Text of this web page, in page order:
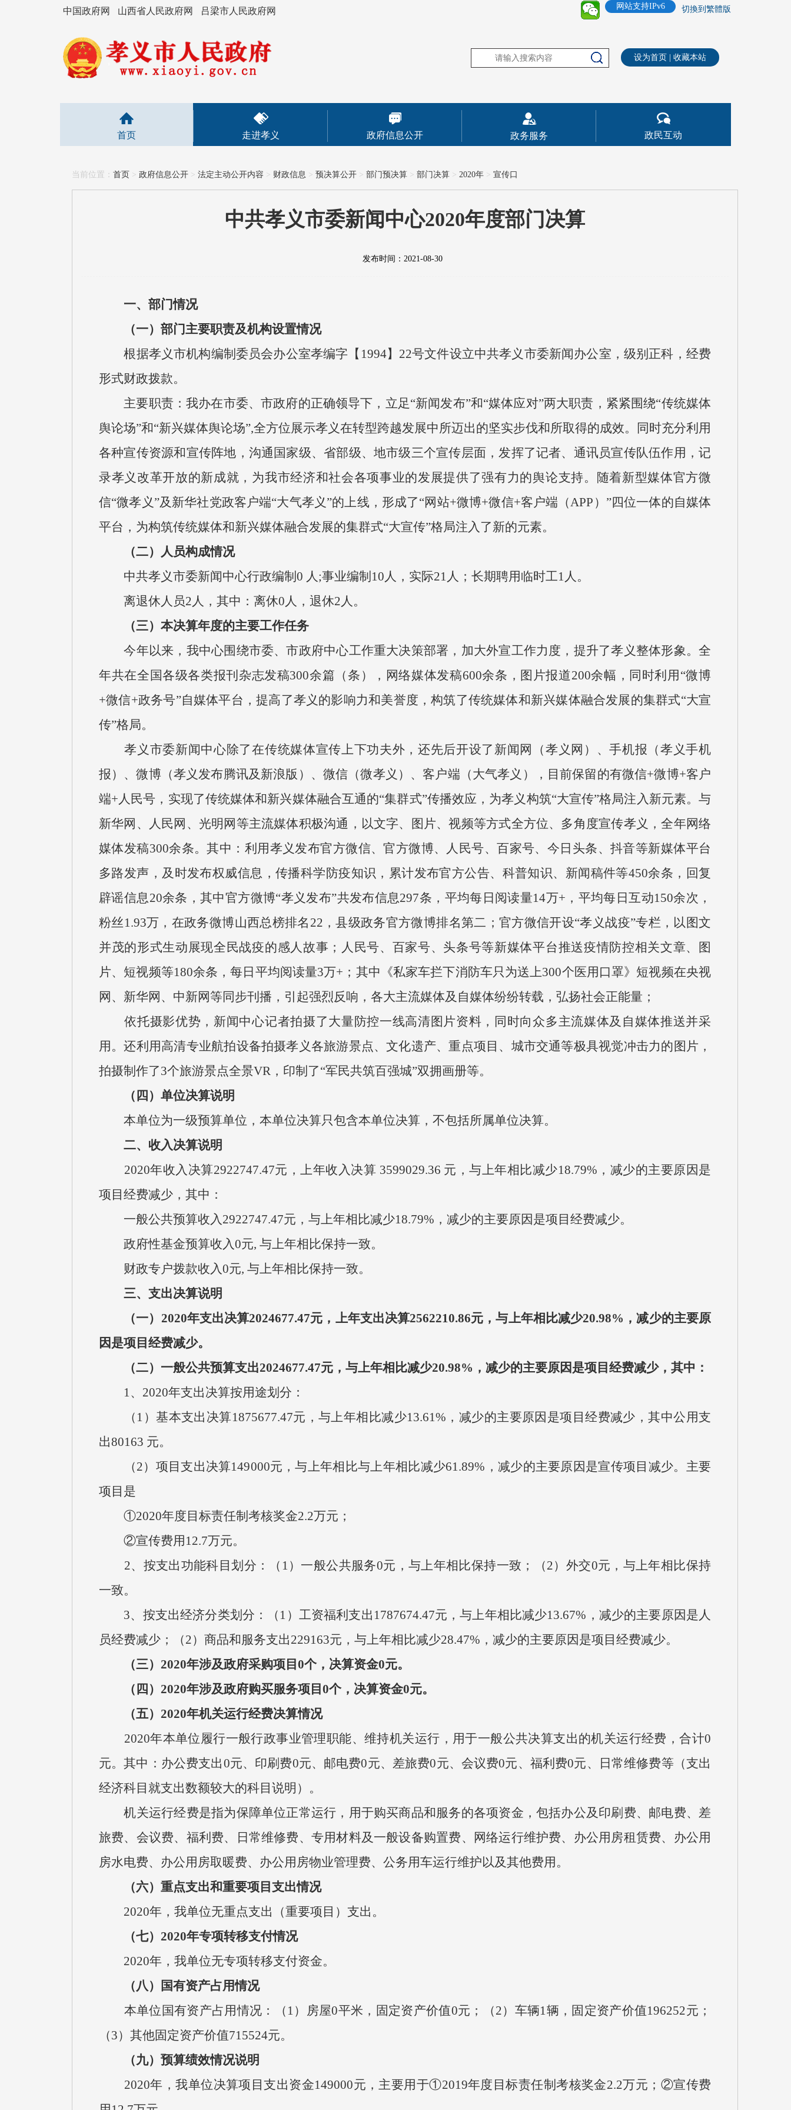
中国政府网 山西省人民政府网 吕梁市人民政府网 切換到繁體版
网站支持IPv6
设为首页 收藏本站
首页 走进孝义 政府信息公开 政务服务 政民互动
当前位置： 首页 > 政府信息公开 > 法定主动公开内容 > 财政信息 > 预决算公开 > 部门预决算 > 部门决算 > 2020年 > 宣传口
中共孝义市委新闻中心2020年度部门决算
发布时间：2021-08-30
一、部门情况
（一）部门主要职责及机构设置情况
根据孝义市机构编制委员会办公室孝编字【1994】22号文件设立中共孝义市委新闻办公室，级别正科，经费
形式财政拨款。
主要职责：我办在市委、市政府的正确领导下，立足“新闻发布”和“媒体应对”两大职责，紧紧围绕“传统媒体
舆论场”和“新兴媒体舆论场”,全方位展示孝义在转型跨越发展中所迈出的坚实步伐和所取得的成效。同时充分利用
各种宣传资源和宣传阵地，沟通国家级、省部级、地市级三个宣传层面，发挥了记者、通讯员宣传队伍作用，记
录孝义改革开放的新成就，为我市经济和社会各项事业的发展提供了强有力的舆论支持。随着新型媒体官方微
信“微孝义”及新华社党政客户端“大气孝义”的上线，形成了“网站+微博+微信+客户端（APP）”四位一体的自媒体
平台，为构筑传统媒体和新兴媒体融合发展的集群式“大宣传”格局注入了新的元素。
（二）人员构成情况
中共孝义市委新闻中心行政编制0 人;事业编制10人，实际21人；长期聘用临时工1人。
离退休人员2人，其中：离休0人，退休2人。
（三）本决算年度的主要工作任务
今年以来，我中心围绕市委、市政府中心工作重大决策部署，加大外宣工作力度，提升了孝义整体形象。全
年共在全国各级各类报刊杂志发稿300余篇（条），网络媒体发稿600余条，图片报道200余幅，同时利用“微博
+微信+政务号”自媒体平台，提高了孝义的影响力和美誉度，构筑了传统媒体和新兴媒体融合发展的集群式“大宣
传”格局。
孝义市委新闻中心除了在传统媒体宣传上下功夫外，还先后开设了新闻网（孝义网）、手机报（孝义手机
报）、微博（孝义发布腾讯及新浪版）、微信（微孝义）、客户端（大气孝义），目前保留的有微信+微博+客户
端+人民号，实现了传统媒体和新兴媒体融合互通的“集群式”传播效应，为孝义构筑“大宣传”格局注入新元素。与
新华网、人民网、光明网等主流媒体积极沟通，以文字、图片、视频等方式全方位、多角度宣传孝义，全年网络
媒体发稿300余条。其中：利用孝义发布官方微信、官方微博、人民号、百家号、今日头条、抖音等新媒体平台
多路发声，及时发布权威信息，传播科学防疫知识，累计发布官方公告、科普知识、新闻稿件等450余条，回复
辟谣信息20余条，其中官方微博“孝义发布”共发布信息297条，平均每日阅读量14万+，平均每日互动150余次，
粉丝1.93万，在政务微博山西总榜排名22，县级政务官方微博排名第二；官方微信开设“孝义战疫”专栏，以图文
并茂的形式生动展现全民战疫的感人故事；人民号、百家号、头条号等新媒体平台推送疫情防控相关文章、图
片、短视频等180余条，每日平均阅读量3万+；其中《私家车拦下消防车只为送上300个医用口罩》短视频在央视
网、新华网、中新网等同步刊播，引起强烈反响，各大主流媒体及自媒体纷纷转载，弘扬社会正能量；
依托摄影优势，新闻中心记者拍摄了大量防控一线高清图片资料，同时向众多主流媒体及自媒体推送并采
用。还利用高清专业航拍设备拍摄孝义各旅游景点、文化遗产、重点项目、城市交通等极具视觉冲击力的图片，
拍摄制作了3个旅游景点全景VR，印制了“军民共筑百强城”双拥画册等。
（四）单位决算说明
本单位为一级预算单位，本单位决算只包含本单位决算，不包括所属单位决算。
二、收入决算说明
2020年收入决算2922747.47元，上年收入决算 3599029.36 元，与上年相比减少18.79%，减少的主要原因是
项目经费减少，其中：
一般公共预算收入2922747.47元，与上年相比减少18.79%，减少的主要原因是项目经费减少。
政府性基金预算收入0元, 与上年相比保持一致。
财政专户拨款收入0元, 与上年相比保持一致。
三、支出决算说明
（一）2020年支出决算2024677.47元，上年支出决算2562210.86元，与上年相比减少20.98%，减少的主要原
因是项目经费减少。
（二）一般公共预算支出2024677.47元，与上年相比减少20.98%，减少的主要原因是项目经费减少，其中：
1、2020年支出决算按用途划分：
（1）基本支出决算1875677.47元，与上年相比减少13.61%，减少的主要原因是项目经费减少，其中公用支
出80163 元。
（2）项目支出决算149000元，与上年相比与上年相比减少61.89%，减少的主要原因是宣传项目减少。主要
项目是
①2020年度目标责任制考核奖金2.2万元；
②宣传费用12.7万元。
2、按支出功能科目划分：（1）一般公共服务0元，与上年相比保持一致；（2）外交0元，与上年相比保持
一致。
3、按支出经济分类划分：（1）工资福利支出1787674.47元，与上年相比减少13.67%，减少的主要原因是人
员经费减少；（2）商品和服务支出229163元，与上年相比减少28.47%，减少的主要原因是项目经费减少。
（三）2020年涉及政府采购项目0个，决算资金0元。
（四）2020年涉及政府购买服务项目0个，决算资金0元。
（五）2020年机关运行经费决算情况
2020年本单位履行一般行政事业管理职能、维持机关运行，用于一般公共决算支出的机关运行经费，合计0
元。其中：办公费支出0元、印刷费0元、邮电费0元、差旅费0元、会议费0元、福利费0元、日常维修费等（支出
经济科目就支出数额较大的科目说明）。
机关运行经费是指为保障单位正常运行，用于购买商品和服务的各项资金，包括办公及印刷费、邮电费、差
旅费、会议费、福利费、日常维修费、专用材料及一般设备购置费、网络运行维护费、办公用房租赁费、办公用
房水电费、办公用房取暖费、办公用房物业管理费、公务用车运行维护以及其他费用。
（六）重点支出和重要项目支出情况
2020年，我单位无重点支出（重要项目）支出。
（七）2020年专项转移支付情况
2020年，我单位无专项转移支付资金。
（八）国有资产占用情况
本单位国有资产占用情况：（1）房屋0平米，固定资产价值0元；（2）车辆1辆，固定资产价值196252元；
（3）其他固定资产价值715524元。
（九）预算绩效情况说明
2020年，我单位决算项目支出资金149000元，主要用于①2019年度目标责任制考核奖金2.2万元；②宣传费